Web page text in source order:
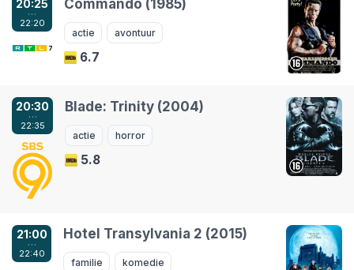
20:25
…
22:20
Commando (1985)
actie avontuur
6.7
20:30
…
22:35
Blade: Trinity (2004)
actie horror
5.8
21:00
…
22:40
Hotel Transylvania 2 (2015)
familie komedie